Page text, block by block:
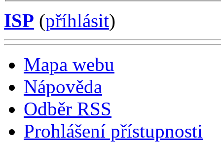
ISP (příhlásit)
Mapa webu
Nápověda
Odběr RSS
Prohlášení přístupnosti